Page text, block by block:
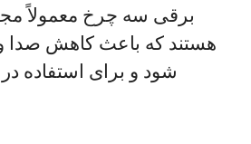
برقی سه چرخ معمولاً
هستند که باعث کاهش صدا
شود و برای استفاده